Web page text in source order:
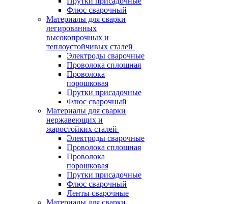
Флюс сварочный
Материалы для сварки
легированных
высокопрочных и
теплоустойчивых сталей
Электроды сварочные
Проволока сплошная
Проволока
порошковая
Прутки присадочные
Флюс сварочный
Материалы для сварки
нержавеющих и
жаростойких сталей
Электроды сварочные
Проволока сплошная
Проволока
порошковая
Прутки присадочные
Флюс сварочный
Ленты сварочные
Материалы для сварки